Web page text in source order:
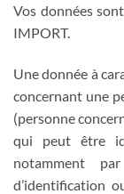
Vos données
IMPORT.
Une donnée à
concernant une
(personne
qui peut être
notamment
d’identification